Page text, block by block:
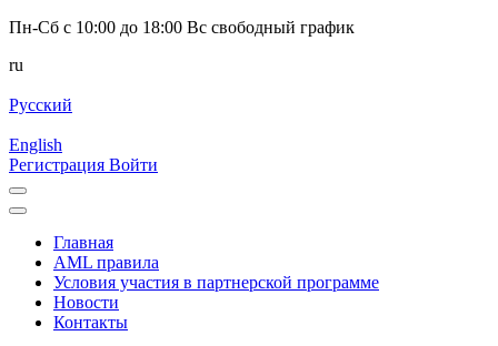
Пн-Сб с 10:00 до 18:00 Вс свободный график
ru
Русский
English
Регистрация Войти
Главная
AML правила
Условия участия в партнерской программе
Новости
Контакты